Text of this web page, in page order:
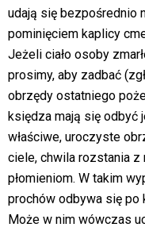
udają się bezpośrednio
pominięciem kaplicy
Jeżeli ciało osoby
prosimy, aby zadbać
obrzędy ostatniego
księdza mają się odbyć
właściwe, uroczyste
ciele, chwila rozstania z
płomieniom. W takim
prochów odbywa się po
Może w nim wówczas